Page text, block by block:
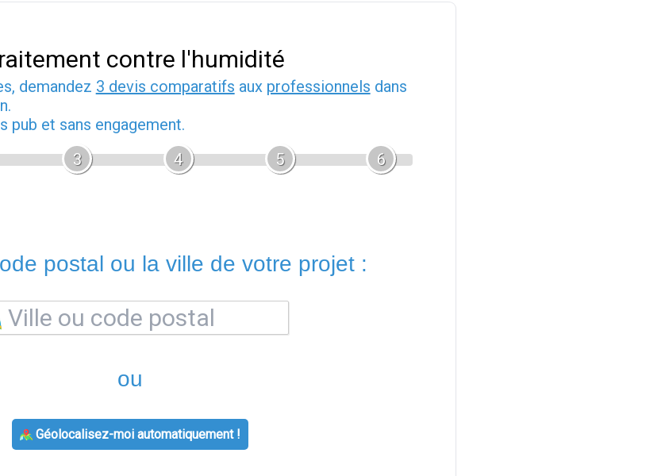
contre l'humidité
demandez 3 devis comparatifs aux professionnels dans
pub et sans engagement.
3 4 5 6
postal ou la ville de votre projet :
ou
Géolocalisez-moi automatiquement !